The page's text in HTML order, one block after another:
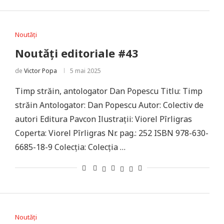
Noutăți
Noutăți editoriale #43
de Victor Popa 5 mai 2025
Timp străin, antologator Dan Popescu Titlu: Timp
străin Antologator: Dan Popescu Autor: Colectiv de
autori Editura Pavcon Ilustrații: Viorel Pîrligras
Coperta: Viorel Pîrligras Nr. pag.: 252 ISBN 978-630-
6685-18-9 Colecția: Colecția …
Noutăți